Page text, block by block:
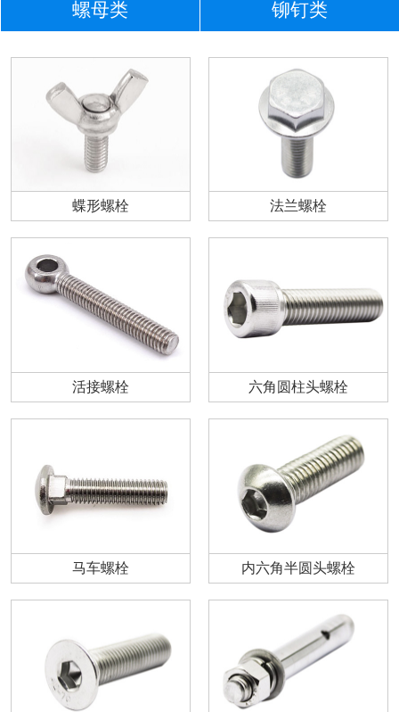
螺母类 铆钉类
蝶形螺栓 法兰螺栓
活接螺栓 六角圆柱头螺栓
马车螺栓 内六角半圆头螺栓